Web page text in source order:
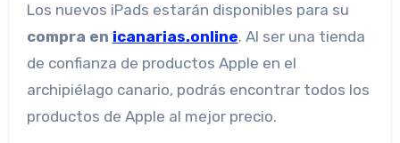
Los nuevos iPads estarán disponibles para su
compra en icanarias.online. Al ser una tienda
de confianza de productos Apple en el
archipiélago canario, podrás encontrar todos los
productos de Apple al mejor precio.